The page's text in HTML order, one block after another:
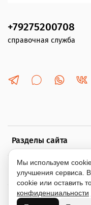
Разделы сайта
Помощь
Информация
+79275200708
справочная служба
Мы используем
улучшения сервиса.
cookie или оставить
конфиденциальности